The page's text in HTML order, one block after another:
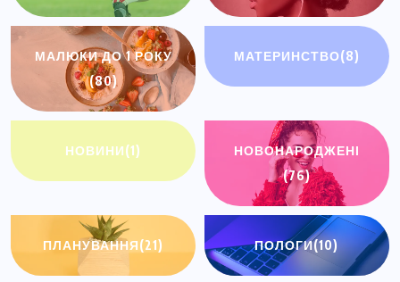
МАЛЮКИ ДО 1 РОКУ
(80)
МАТЕРИНСТВО(8)
НОВИНИ(1)
НОВОНАРОДЖЕНІ
(76)
ПЛАНУВАННЯ(21) ПОЛОГИ(10)